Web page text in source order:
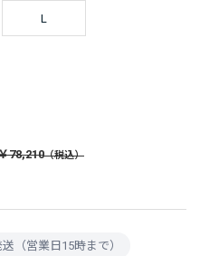
L
78,210
（営業日15時まで）